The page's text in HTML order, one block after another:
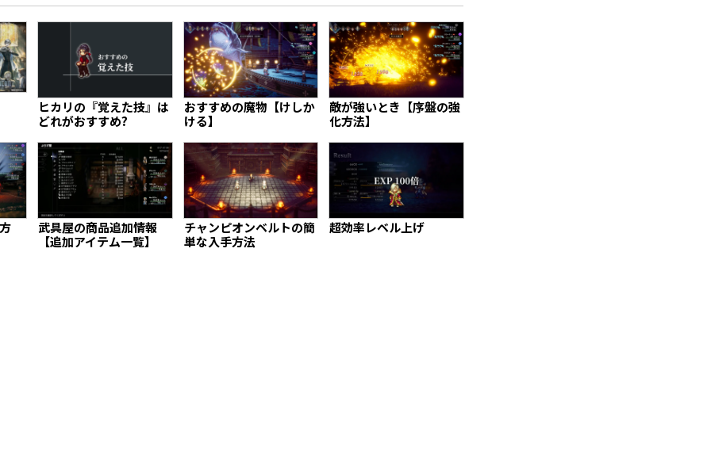
ヒカリの『覚えた技』は
どれがおすすめ?
おすすめの魔物【けしか
ける】
敵が強いとき【序盤の強
化方法】
武具屋の商品追加情報
【追加アイテム一覧】
チャンピオンベルトの簡
単な入手方法
超効率レベル上げ